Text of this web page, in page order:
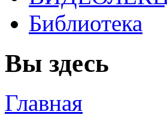
Библиотека
Вы здесь
Главная